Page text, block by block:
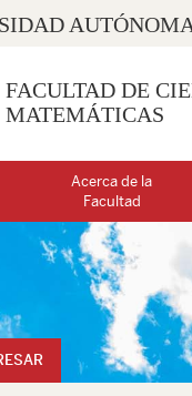
FACULTAD DE
MATEMÁTICAS
Acerca de la
Facultad